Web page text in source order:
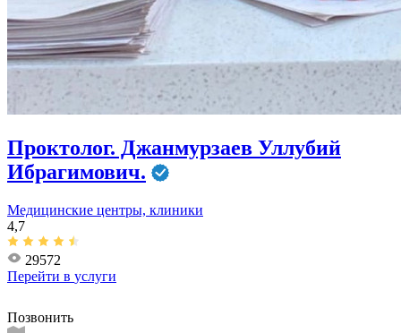
Проктолог. Джанмурзаев Уллубий
Ибрагимович.
Медицинские центры, клиники
4,7
29572
Перейти в услуги
Позвонить